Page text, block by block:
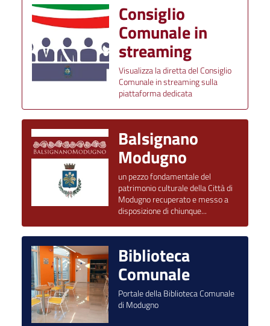
Consiglio
Comunale in
streaming
Visualizza la diretta del Consiglio
Comunale in streaming sulla
piattaforma dedicata
Balsignano
Modugno
un pezzo fondamentale del
patrimonio culturale della Città di
Modugno recuperato e messo a
disposizione di chiunque...
Biblioteca
Comunale
Portale della Biblioteca Comunale
di Modugno